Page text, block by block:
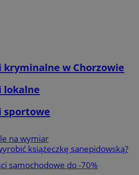
kryminalne w Chorzowie
lokalne
sportowe
na wymiar
książeczkę sanepidowską?
samochodowe do -70%